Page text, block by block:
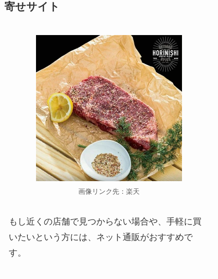
寄せサイト
画像リンク先：楽天
もし近くの店舗で見つからない場合や、手軽に買
いたいという方には、ネット通販がおすすめで
す。